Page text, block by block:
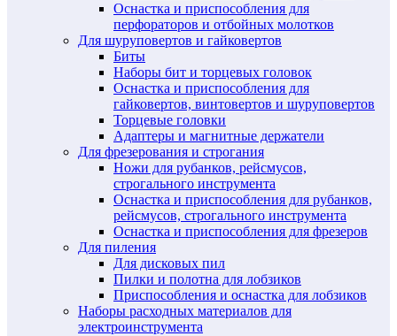
Оснастка и приспособления для
перфораторов и отбойных молотков
Для шуруповертов и гайковертов
Биты
Наборы бит и торцевых головок
Оснастка и приспособления для
гайковертов, винтовертов и шуруповертов
Торцевые головки
Адаптеры и магнитные держатели
Для фрезерования и строгания
Ножи для рубанков, рейсмусов,
строгального инструмента
Оснастка и приспособления для рубанков,
рейсмусов, строгального инструмента
Оснастка и приспособления для фрезеров
Для пиления
Для дисковых пил
Пилки и полотна для лобзиков
Приспособления и оснастка для лобзиков
Наборы расходных материалов для
электроинструмента